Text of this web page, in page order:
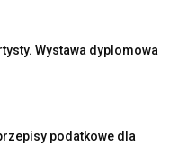
Wystawa dyplomowa
podatkowe dla